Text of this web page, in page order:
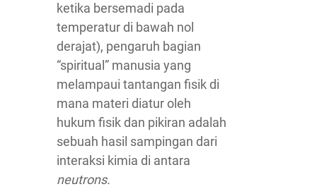
ketika bersemadi pada
temperatur di bawah nol
derajat), pengaruh bagian
“spiritual” manusia yang
melampaui tantangan fisik di
mana materi diatur oleh
hukum fisik dan pikiran adalah
sebuah hasil sampingan dari
interaksi kimia di antara
neutrons.